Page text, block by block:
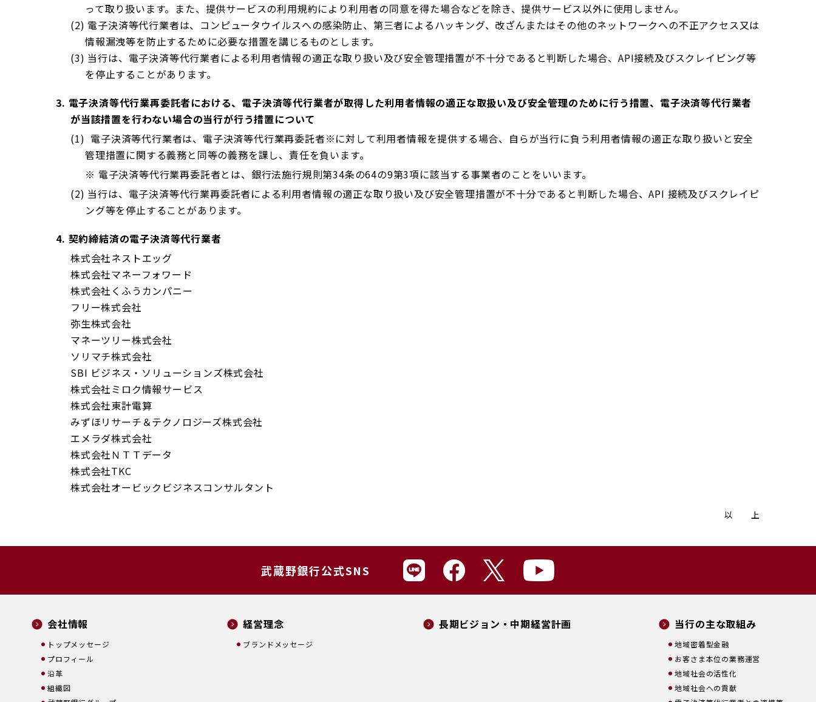
って取り扱います。また、提供サービスの利用規約により利用者の同意を得た場合などを除き、提供サービス以外に使用しません。
(2) 電子決済等代行業者は、コンピュータウイルスへの感染防止、第三者によるハッキング、改ざんまたはその他のネットワークへの不正アクセス又は
情報漏洩等を防止するために必要な措置を講じるものとします。
(3) 当行は、電子決済等代行業者による利用者情報の適正な取り扱い及び安全管理措置が不十分であると判断した場合、API接続及びスクレイピング等
を停止することがあります。
3. 電子決済等代行業再委託者における、電子決済等代行業者が取得した利用者情報の適正な取扱い及び安全管理のために行う措置、電子決済等代行業者
が当該措置を行わない場合の当行が行う措置について
(1) 電子決済等代行業者は、電子決済等代行業再委託者※に対して利用者情報を提供する場合、自らが当行に負う利用者情報の適正な取り扱いと安全
管理措置に関する義務と同等の義務を課し、責任を負います。
※ 電子決済等代行業再委託者とは、銀行法施行規則第34条の64の9第3項に該当する事業者のことをいいます。
(2) 当行は、電子決済等代行業再委託者による利用者情報の適正な取り扱い及び安全管理措置が不十分であると判断した場合、API 接続及びスクレイピ
ング等を停止することがあります。
4. 契約締結済の電子決済等代行業者
株式会社ネストエッグ
株式会社マネーフォワード
株式会社くふうカンパニー
フリー株式会社
弥生株式会社
マネーツリー株式会社
ソリマチ株式会社
SBI ビジネス・ソリューションズ株式会社
株式会社ミロク情報サービス
株式会社東計電算
みずほリサーチ＆テクノロジーズ株式会社
エメラダ株式会社
株式会社ＮＴＴデータ
株式会社TKC
株式会社オービックビジネスコンサルタント
以 上
武蔵野銀行公式SNS
会社情報
トップメッセージ
プロフィール
沿革
組織図
経営理念
ブランドメッセージ
長期ビジョン・中期経営計画 当行の主な取組み
地域密着型金融
お客さま本位の業務運営
地域社会の活性化
地域社会への貢献